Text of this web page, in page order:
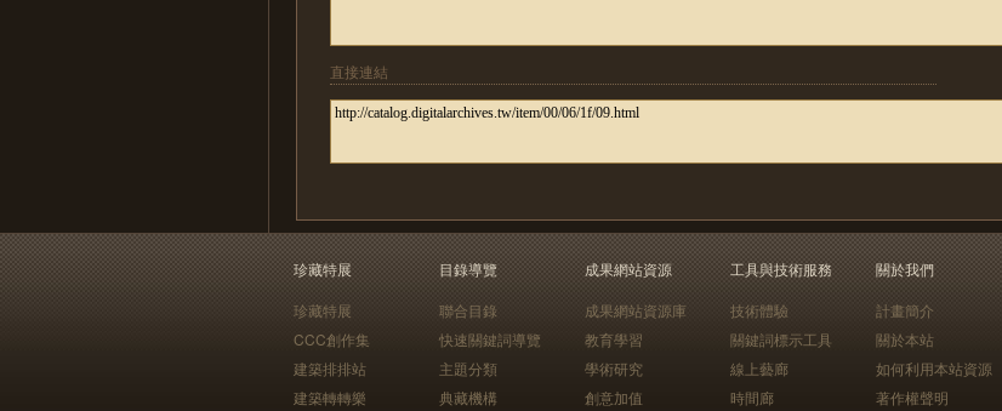
直接連結
珍藏特展
珍藏特展
CCC創作集
建築排排站
建築轉轉樂
目錄導覽
聯合目錄
快速關鍵詞導覽
主題分類
典藏機構
成果網站資源
成果網站資源庫
教育學習
學術研究
創意加值
工具與技術服務
技術體驗
關鍵詞標示工具
線上藝廊
時間廊
關於我們
計畫簡介
關於本站
如何利用本站資源
著作權聲明